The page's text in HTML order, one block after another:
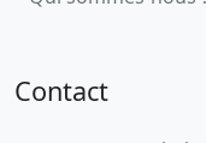
Contact